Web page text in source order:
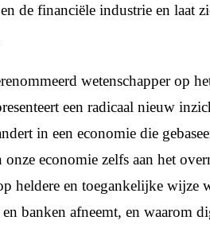
de financiële industrie en laat
wetenschapper op
een radicaal nieuw
in een economie die
economie zelfs aan het
heldere en toegankelijke wijze
banken afneemt, en waarom